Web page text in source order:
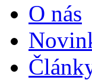
O nás